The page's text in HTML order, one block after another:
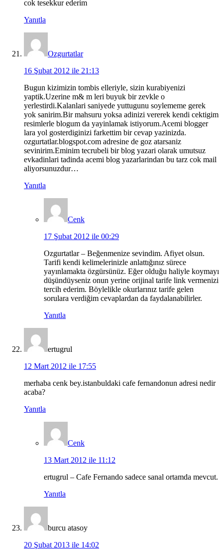
cok tesekkur ederim
Yanıtla
Ozgurtatlar
16 Şubat 2012 ile 21:13
Bugun kizimizin tombis elleriyle, sizin kurabiyenizi
yaptik.Uzerine m& m leri buyuk bir zevkle o
yerlestirdi.Kalanlari saniyede yuttugunu soylememe gerek
yok sanirim.Bir mahsuru yoksa adinizi vererek kendi cektigim
resimlerle blogum da yayinlamak istiyorum.Acemi blogger
lara yol gosterdiginizi farkettim bir cevap yazinizda.
ozgurtatlar.blogspot.com adresine de goz atarsaniz
sevinirim.Eminim tecrubeli bir blog yazari olarak umutsuz
evkadinlari tadinda acemi blog yazarlarindan bu tarz cok mail
aliyorsunuzdur…
Yanıtla
Cenk
17 Şubat 2012 ile 00:29
Ozgurtatlar – Beğenmenize sevindim. Afiyet olsun.
Tarifi kendi kelimelerinizle anlattığınız sürece
yayınlamakta özgürsünüz. Eğer olduğu haliyle koymayı
düşündüyseniz onun yerine orijinal tarife link vermenizi
tercih ederim. Böylelikle okurlarınız tarife gelen
sorulara verdiğim cevaplardan da faydalanabilirler.
Yanıtla
ertugrul
12 Mart 2012 ile 17:55
merhaba cenk bey.istanbuldaki cafe fernandonun adresi nedir
acaba?
Yanıtla
Cenk
13 Mart 2012 ile 11:12
ertugrul – Cafe Fernando sadece sanal ortamda mevcut.
Yanıtla
burcu atasoy
20 Şubat 2013 ile 14:02